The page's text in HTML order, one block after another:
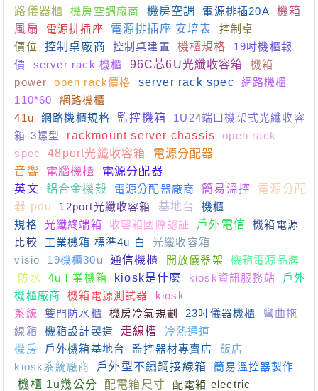
路儀器櫃
機房空調廠商 機房空調 電源排插20A
機箱
風扇
電源排插座 電源排插座 安培表
控制桌
價位
控制桌廠商 控制桌建置 機櫃規格
19吋機櫃報
價
server rack 機櫃 96C芯6U光纖收容箱
機箱
power
open rack價格 server rack spec
網路機櫃
110*60
網路機櫃
41u
網路機櫃規格 監控機箱
1U24端口機架式光纖收容
箱-3螺型
rackmount server chassis
open rack
spec
48port光纖收容箱
電源分配器
音響
電腦機櫃
電源分配器
英文
鋁合金機殼 電源分配器廠商 簡易溫控
電源分配
器 pdu
12port光纖收容箱 基地台
機櫃
規格
光纖終端箱 收容箱國際認証 戶外電信
機箱電源
比較
工業機箱 標準4u 白
光纖收容箱
visio
19機櫃30u 通信機櫃 開放儀器架
機箱電源品牌
防水
4u工業機箱 kiosk是什麼 kiosk資訊服務站
戶外
機櫃廠商
機箱電源測試器
kiosk
系統
雙門防水櫃 機房冷氣規劃 23吋儀器機櫃
彎曲拖
線箱
機箱設計製造 走線槽
冷熱通道
機房
戶外機箱基地台 監控器材專賣店
飯店
kiosk系統廠商
戶外型不鏽鋼接線箱
簡易溫控器製作
機櫃 1u幾公分
配電箱尺寸
配電箱 electric